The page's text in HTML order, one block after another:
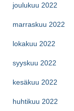
joulukuu 2022
marraskuu 2022
lokakuu 2022
syyskuu 2022
kesäkuu 2022
huhtikuu 2022